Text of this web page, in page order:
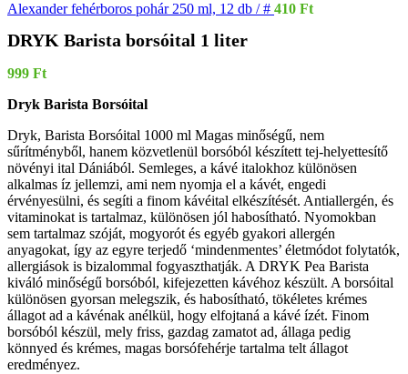
Alexander fehérboros pohár 250 ml, 12 db / # 410 Ft
DRYK Barista borsóital 1 liter
999 Ft
Dryk Barista Borsóital
Dryk, Barista Borsóital 1000 ml Magas minőségű, nem
sűrítményből, hanem közvetlenül borsóból készített tej-helyettesítő
növényi ital Dániából. Semleges, a kávé italokhoz különösen
alkalmas íz jellemzi, ami nem nyomja el a kávét, engedi
érvényesülni, és segíti a finom kávéital elkészítését. Antiallergén, és
vitaminokat is tartalmaz, különösen jól habosítható. Nyomokban
sem tartalmaz szóját, mogyorót és egyéb gyakori allergén
anyagokat, így az egyre terjedő ‘mindenmentes’ életmódot folytatók,
allergiások is bizalommal fogyaszthatják. A DRYK Pea Barista
kiváló minőségű borsóból, kifejezetten kávéhoz készült. A borsóital
különösen gyorsan melegszik, és habosítható, tökéletes krémes
állagot ad a kávénak anélkül, hogy elfojtaná a kávé ízét. Finom
borsóból készül, mely friss, gazdag zamatot ad, állaga pedig
könnyed és krémes, magas borsófehérje tartalma telt állagot
eredményez.